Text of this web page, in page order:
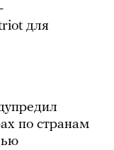
для
по странам